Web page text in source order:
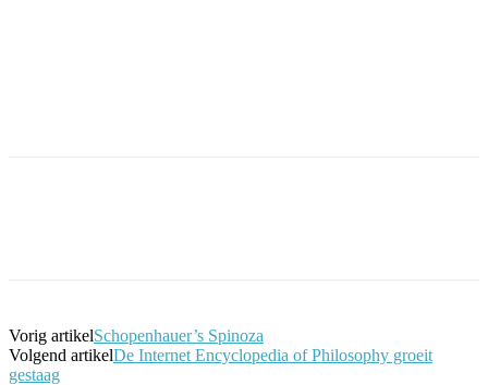
Vorig artikelSchopenhauer’s Spinoza
Volgend artikelDe Internet Encyclopedia of Philosophy groeit
gestaag